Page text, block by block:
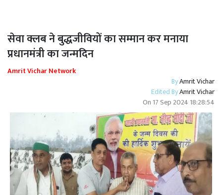
सेवा क्लब ने बुद्धजीवियों का सम्मान कर मनाया
प्रधानमंत्री का जन्मदिन
Amrit Vichar Network
ByAmrit Vichar
Edited ByAmrit Vichar
On 17 Sep 2024 18:28:54